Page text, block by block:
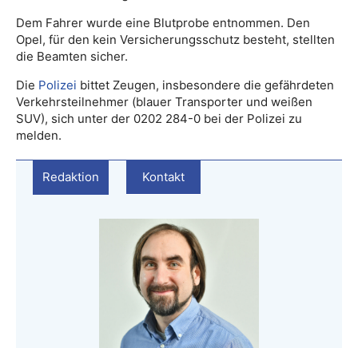
Dem Fahrer wurde eine Blutprobe entnommen. Den
Opel, für den kein Versicherungsschutz besteht, stellten
die Beamten sicher.
Die Polizei bittet Zeugen, insbesondere die gefährdeten
Verkehrsteilnehmer (blauer Transporter und weißen
SUV), sich unter der 0202 284-0 bei der Polizei zu
melden.
Redaktion Kontakt